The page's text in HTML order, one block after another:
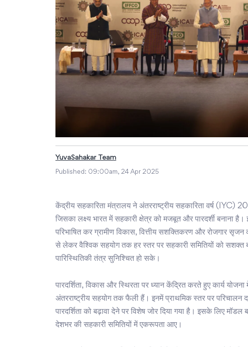
YuvaSahakar Team
Published: 09:00am, 24 Apr 2025
केंद्रीय सहकारिता मंत्रालय ने अंतरराष्ट्रीय सहकारिता वर्ष (IYC)
जिसका लक्ष्य भारत में सहकारी क्षेत्र को मजबूत और पारदर्शी बनाना
परिभाषित कर ग्रामीण विकास, वित्तीय सशक्तिकरण और रोजगार सृजन
से लेकर वैश्विक सहयोग तक हर स्तर पर सहकारी समितियों को सशक्त
पारिस्थितिकी तंत्र सुनिश्चित हो सके।
पारदर्शिता, विकास और स्थिरता पर ध्यान केंद्रित करते हुए कार्य
अंतरराष्ट्रीय सहयोग तक फैली हैं। इनमें प्राथमिक स्तर पर परिचालन
पारदर्शिता को बढ़ावा देने पर विशेष जोर दिया गया है। इसके लिए मॉडल
देशभर की सहकारी समितियों में एकरूपता आए।